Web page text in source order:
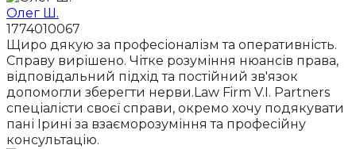
Олег Ш.
1774010067
Щиро дякую за професіоналізм та оперативність.
Справу вирішено. Чітке розуміння нюансів права,
відповідальний підхід та постійний зв'язок
допомогли зберегти нерви.Law Firm V.I. Partners
спеціалісти своєї справи, окремо хочу подякувати
пані Ірині за взаєморозуміння та професійну
консультацію.